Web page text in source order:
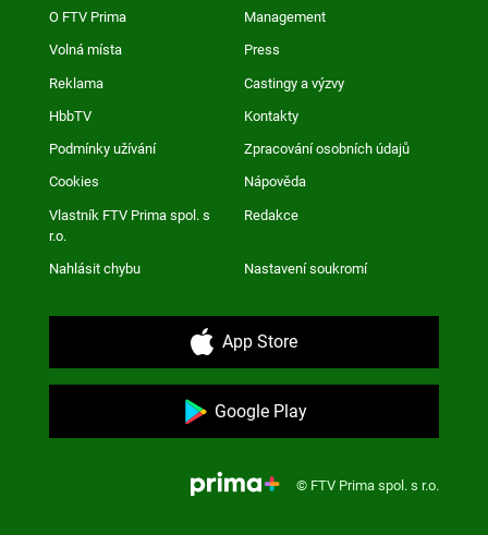
O FTV Prima Management
Volná místa Press
Reklama Castingy a výzvy
HbbTV Kontakty
Podmínky užívání Zpracování osobních údajů
Cookies Nápověda
Vlastník FTV Prima spol. s
r.o.
Redakce
Nahlásit chybu Nastavení soukromí
App Store
Google Play
© FTV Prima spol. s r.o.